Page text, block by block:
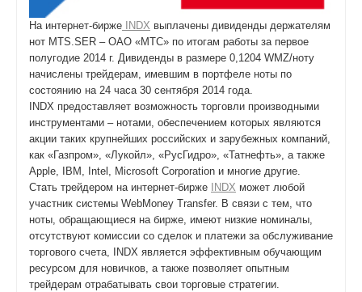
На интернет-бирже INDX выплачены дивиденды держателям
нот MTS.SER – ОАО «МТС» по итогам работы за первое
полугодие 2014 г. Дивиденды в размере 0,1204 WMZ/ноту
начислены трейдерам, имевшим в портфеле ноты по
состоянию на 24 часа 30 сентября 2014 года.
INDX предоставляет возможность торговли производными
инструментами – нотами, обеспечением которых являются
акции таких крупнейших российских и зарубежных компаний,
как «Газпром», «Лукойл», «РусГидро», «Татнефть», а также
Apple, IBM, Intel, Microsoft Corporation и многие другие.
Стать трейдером на интернет-бирже
INDX может любой
участник системы WebMoney Transfer. В связи с тем, что
ноты, обращающиеся на бирже, имеют низкие номиналы,
отсутствуют комиссии со сделок и платежи за обслуживание
торгового счета, INDX является эффективным обучающим
ресурсом для новичков, а также позволяет опытным
трейдерам отрабатывать свои торговые стратегии.